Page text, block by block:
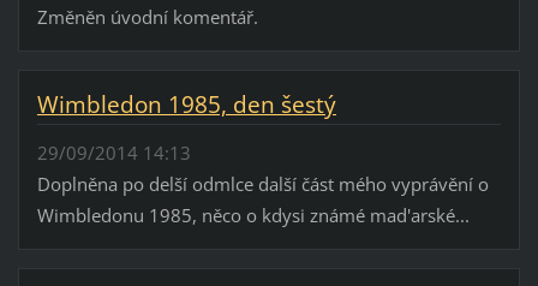
Změněn úvodní komentář.
Wimbledon 1985, den šestý
29/09/2014 14:13
Doplněna po delší odmlce další část mého vyprávění o
Wimbledonu 1985, něco o kdysi známé mad'arské...